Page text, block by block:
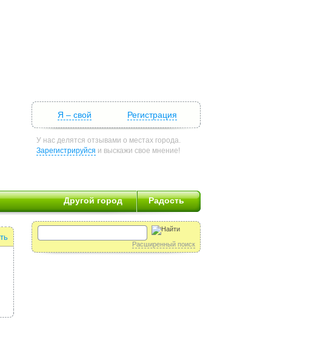
Я – свой Регистрация
У нас делятся отзывами о местах города.
Зарегистрируйся и выскажи свое мнение!
Другой город Радость
Расширенный поиск